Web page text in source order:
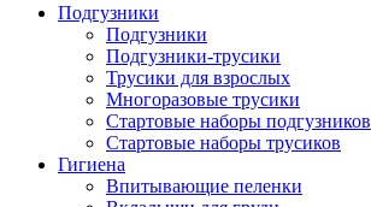
Подгузники
Подгузники
Подгузники-трусики
Трусики для взрослых
Многоразовые трусики
Стартовые наборы подгузников
Стартовые наборы трусиков
Гигиена
Впитывающие пеленки